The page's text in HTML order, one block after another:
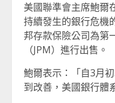
美國聯準會主席鮑爾
持續發生的銀行危機
邦存款保險公司為第
（JPM）進行出售。
鮑爾表示：「自3月
到改善，美國銀行體